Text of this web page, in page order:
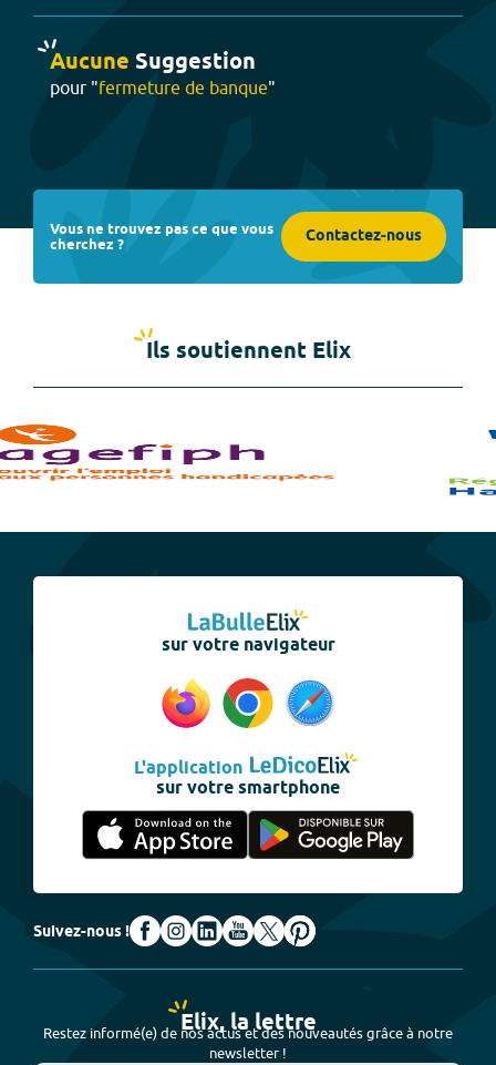
Aucune Suggestion
pour "fermeture de banque"
Vous ne trouvez pas ce que vous
cherchez ? Contactez-nous
Ils soutiennent Elix
sur votre navigateur
L'application
sur votre smartphone
Suivez-nous !
Elix, la lettre
Restez informé(e) de nos actus et des nouveautés grâce à notre
newsletter !